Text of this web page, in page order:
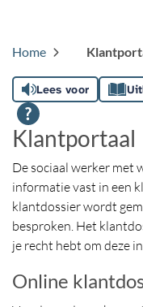
Home
Lees voor
Klantportaal
De sociaal werker met
informatie vast in een
klantdossier wordt
besproken. Het
je recht hebt om deze
Online